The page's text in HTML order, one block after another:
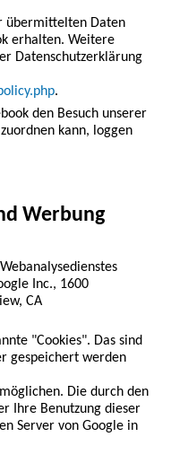
übermittelten Daten
erhalten. Weitere
Datenschutzerklärung
.
den Besuch unserer
kann, loggen
Werbung
Inc., 1600
CA
"Cookies". Das sind
gespeichert werden
Die durch den
Ihre Benutzung dieser
Server von Google in